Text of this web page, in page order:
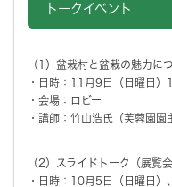
トークイベント
（1）盆栽村と盆栽の魅力に
・日時：11月9日（日曜日
・会場：ロビー
・講師：竹山浩氏（芙蓉園園
（2）スライドトーク（展覧
・日時：10月5日（日曜日